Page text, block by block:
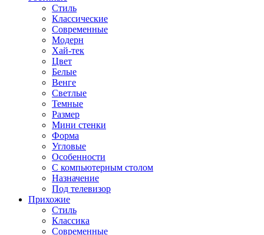
Стиль
Классические
Современные
Модерн
Хай-тек
Цвет
Белые
Венге
Светлые
Темные
Размер
Мини стенки
Форма
Угловые
Особенности
С компьютерным столом
Назначение
Под телевизор
Прихожие
Стиль
Классика
Современные